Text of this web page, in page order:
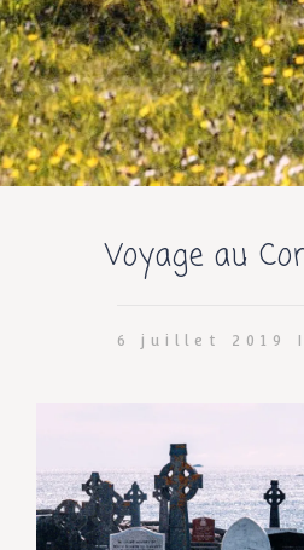
Voyage au
6 juillet 2019